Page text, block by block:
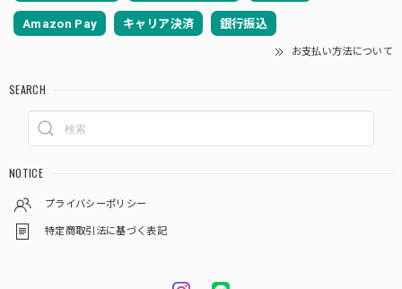
Amazon Pay キャリア決済 銀行振込
お支払い方法について
SEARCH
NOTICE
プライバシーポリシー
特定商取引法に基づく表記